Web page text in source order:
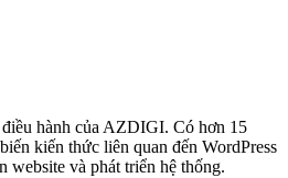
hành của AZDIGI. Có hơn 15
kiến thức liên quan đến WordPress
website và phát triển hệ thống.